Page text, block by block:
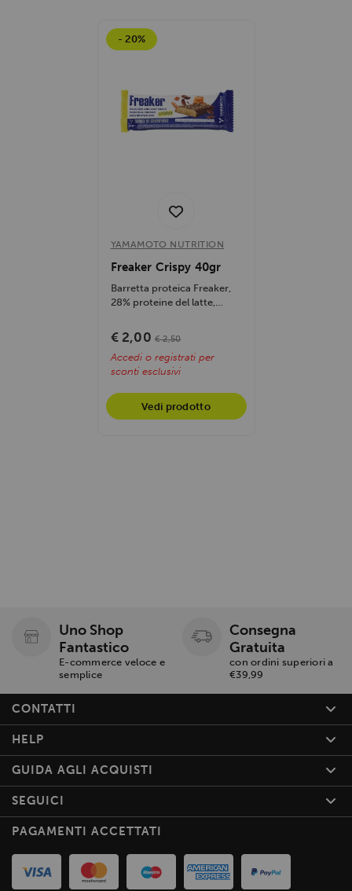
- 20%
YAMAMOTO NUTRITION
Freaker Crispy 40gr
Barretta proteica Freaker,
28% proteine del latte,
olio di...
€ 2,00 € 2,50
Accedi o registrati per
sconti esclusivi
Vedi prodotto
Uno Shop
Fantastico
E-commerce veloce e
semplice
Consegna
Gratuita
con ordini superiori a
€39,99
CONTATTI
HELP
GUIDA AGLI ACQUISTI
SEGUICI
PAGAMENTI ACCETTATI